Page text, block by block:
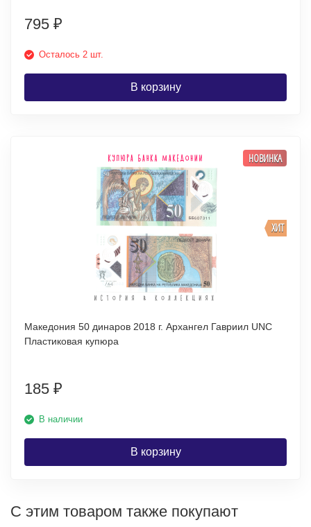
795 ₽
Осталось 2 шт.
В корзину
ХИТ
НОВИНКА
Македония 50 динаров 2018 г. Архангел Гавриил UNC
Пластиковая купюра
185 ₽
В наличии
В корзину
С этим товаром также покупают